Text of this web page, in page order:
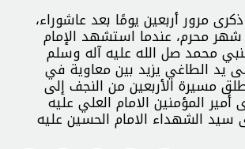
مرور أربعين يومًا بعد عاشوراء،
شهر محرم، عندما استشهد الإمام
محمد صل الله عليه آله وسلم
يد الطاغي يزيد بين معاوية في
مسيرة الأربعين من النجف إلى
المؤمنين الامام العلي عليه
سيد الشهداء الامام الحسين عليه